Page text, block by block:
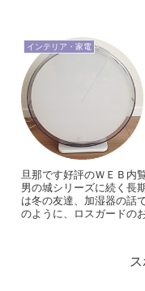
インテリア・家電
旦那です好評のＷＥＢ内
男の城シリーズに続く長
は冬の友達、加湿器の話
のように、ロスガードの